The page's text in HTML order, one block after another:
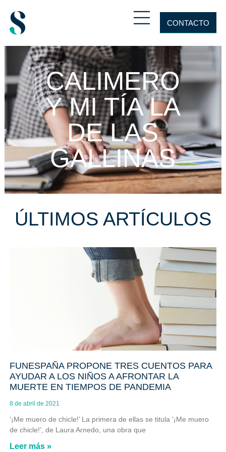
CONTACTO
CALIMERO
Y MI TÍA LA
DE LAS
GALLINAS
ÚLTIMOS ARTÍCULOS
FUNESPAÑA PROPONE TRES CUENTOS PARA
AYUDAR A LOS NIÑOS A AFRONTAR LA
MUERTE EN TIEMPOS DE PANDEMIA
8 de abril de 2021
‘¡Me muero de chicle!’ La primera de ellas se titula ‘¡Me muero
de chicle!’, de Laura Arnedo, una obra que
Leer más »